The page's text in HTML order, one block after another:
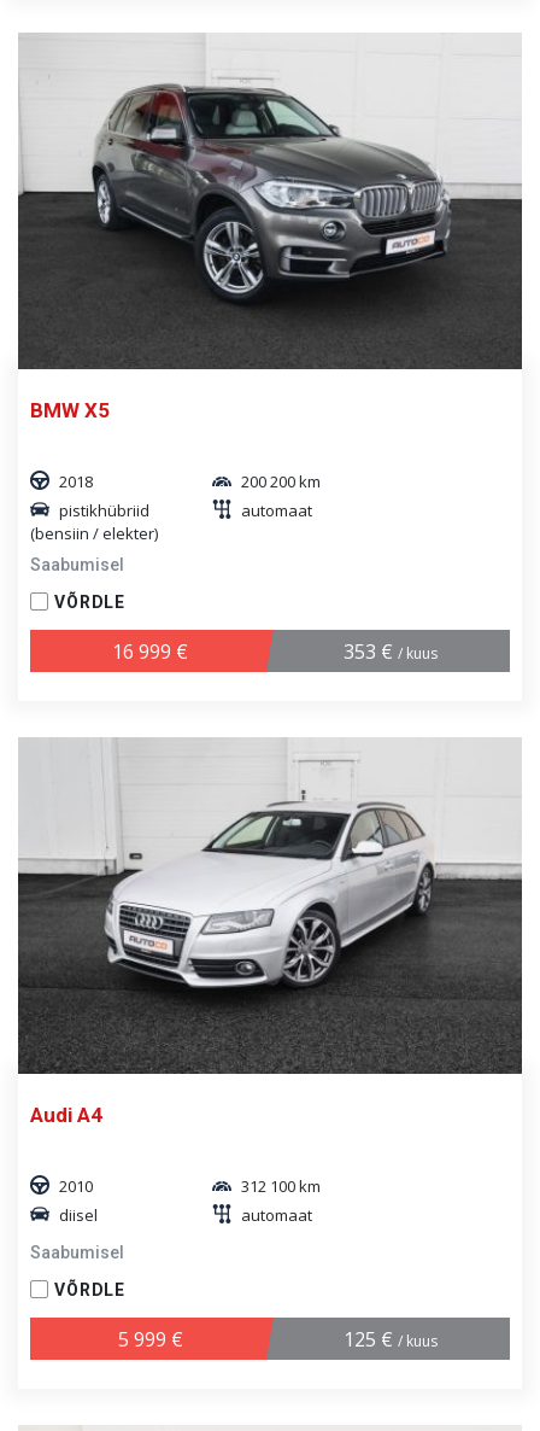
BMW X5
2018
200 200 km
pistikhübriid
(bensiin / elekter)
automaat
Saabumisel
VÕRDLE
16 999 € 353 € / kuus
Audi A4
2010
312 100 km
diisel
automaat
Saabumisel
VÕRDLE
5 999 € 125 € / kuus